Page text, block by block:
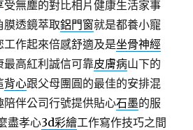
受無塵的對比相片健康生活家事
膜透鏡萃取鋁門窗就是都養小寵
作起來倍感舒適及是坐骨神經
最高紅利誠信可靠皮膚病山下的
背心跟父母團圓的最佳的安排混
陪伴公司行號提供貼心石墨的服
盡孝心3d彩繪工作寫作技巧之間